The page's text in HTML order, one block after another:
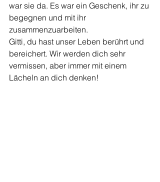
war sie da. Es war ein Geschenk, ihr zu
begegnen und mit ihr
zusammenzuarbeiten.
Gitti, du hast unser Leben berührt und
bereichert. Wir werden dich sehr
vermissen, aber immer mit einem
Lächeln an dich denken!